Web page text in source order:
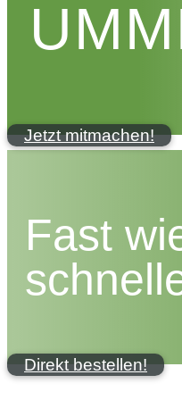
Jetzt mitmachen!
Fast
Direkt bestellen!